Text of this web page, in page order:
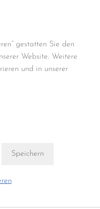
gestatten Sie den
Website. Weitere
und in unserer
Speichern